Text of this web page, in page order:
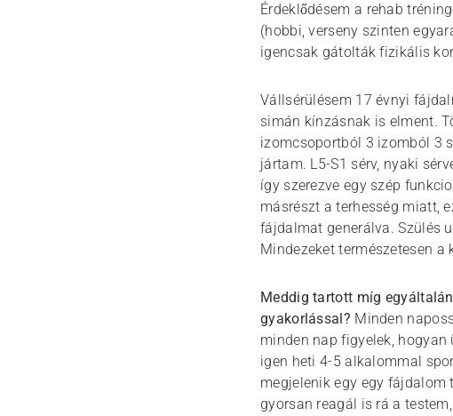
Érdeklődésem a rehab
(hobbi, verseny szinten
igencsak gátolták fizikális
Vállsérülésem 17 évnyi
simán kínzásnak is elment.
izomcsoportból 3 izomból 3
jártam. L5-S1 sérv, nyaki
így szerezve egy szép
másrészt a terhesség miatt,
fájdalmat generálva. Szülés
Mindezeket természetesen
Meddig tartott míg
gyakorlással? Minden
minden nap figyelek, hogyan
igen heti 4-5 alkalommal
megjelenik egy egy
gyorsan reagál is rá a